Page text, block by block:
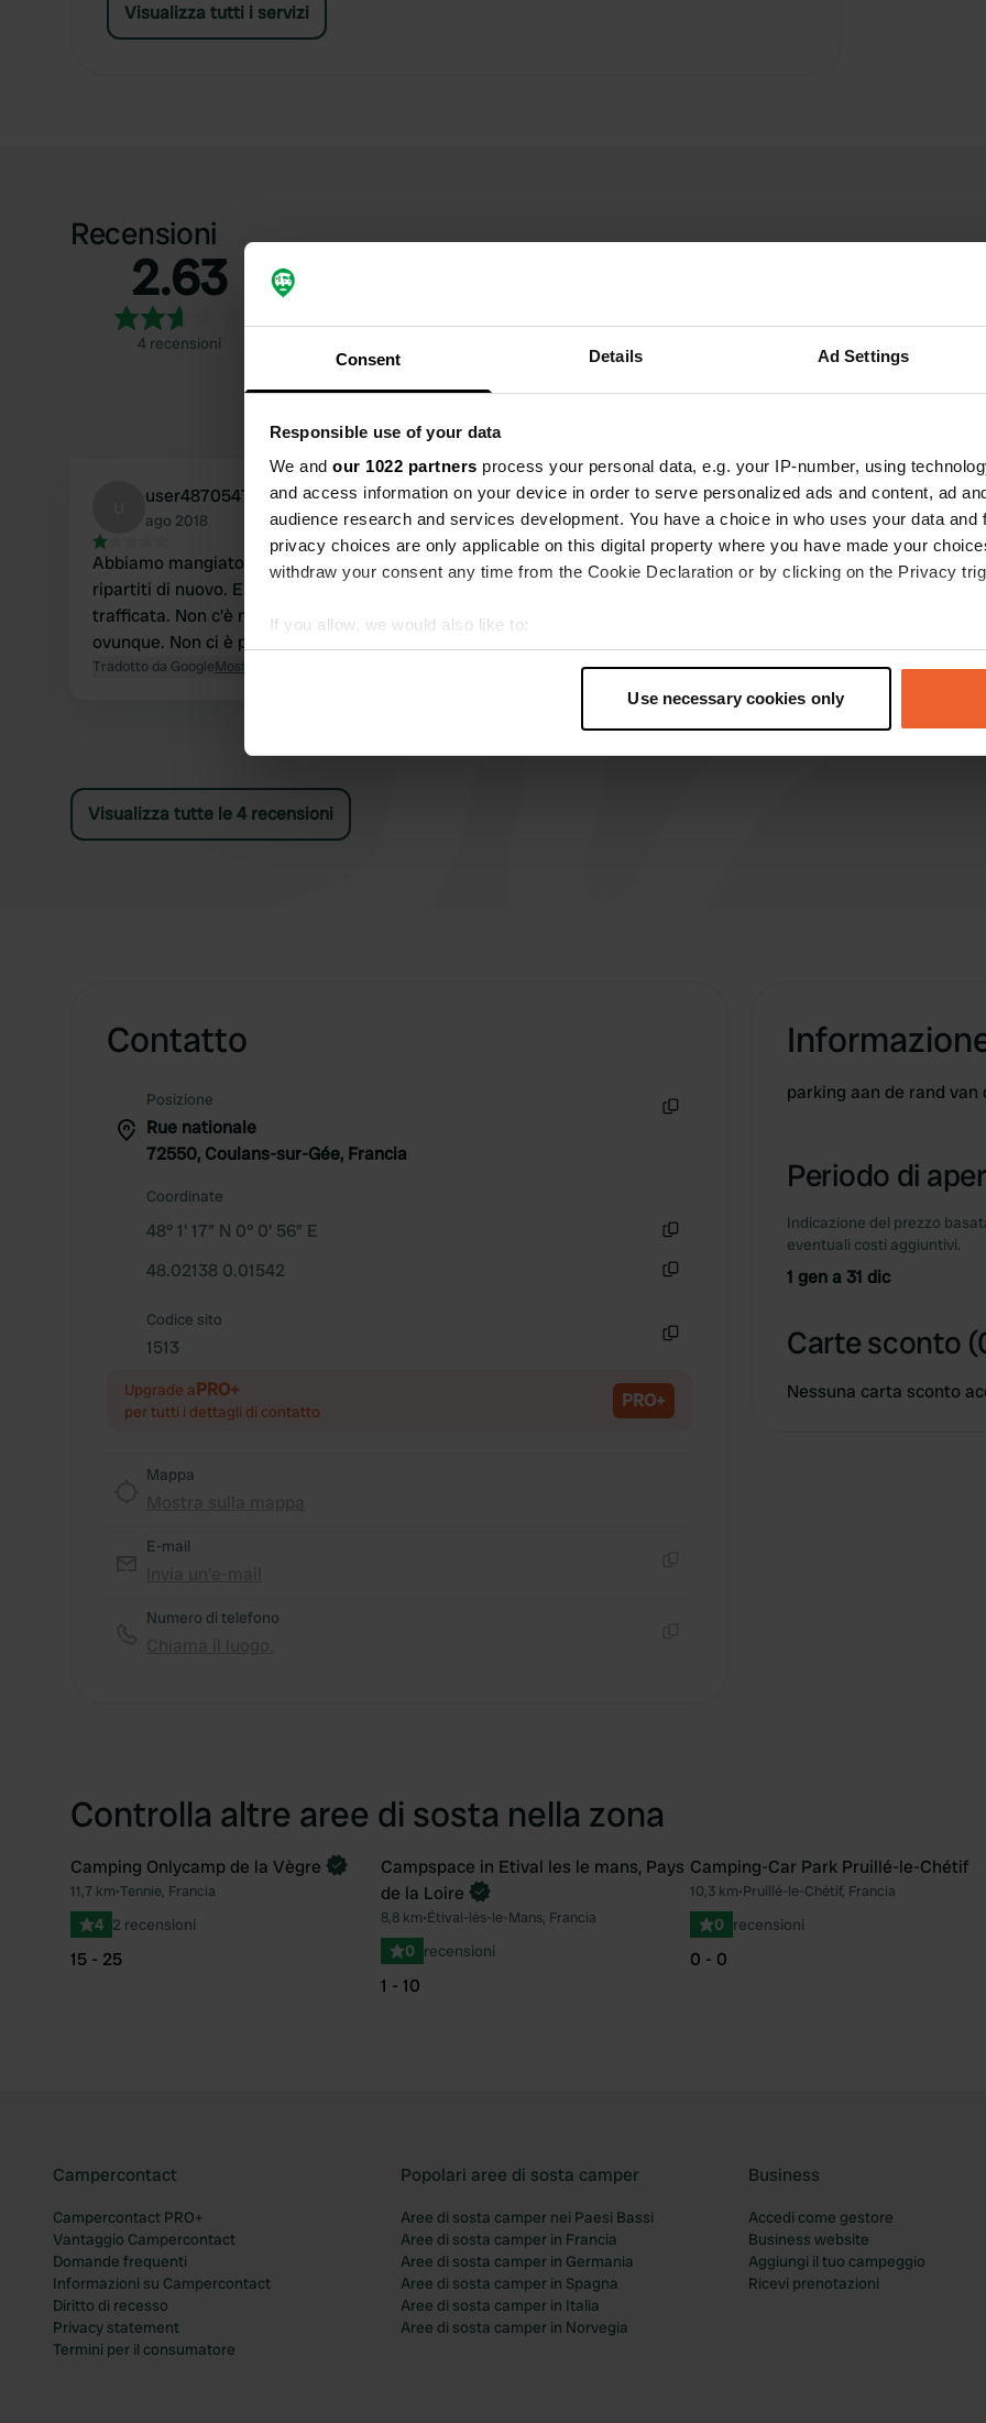
Consent Details Ad Settings
Responsible use of your data
We and our 1022 partners process your personal data, e.g. your IP-number, using
and access information on your device in order to serve personalized ads and content, ad
audience research and services development. You have a choice in who uses your data and
privacy choices are only applicable on this digital property where you have made your
withdraw your consent any time from the Cookie Declaration or by clicking on the Privacy
If you allow, we would also like to:
Collect information about your geographical location which can be accurate to within
Find out more about how your personal data is processed and set your preferences in the
information about your use of our site with our social media, advertising and analytics
other information that you’ve provided to them or that they’ve collected from your use of their
Use necessary cookies only
Visualizza tutti i servizi
Recensioni
2.63
4 recensioni
4
3
1
user487054757
ago 2018
Abbiamo mangiato qualcosa e poi siamo
ripartiti di nuovo. Era su una strada molto
trafficata. Non c'è nessun segno di un camper
ovunque. Non ci è piaciuto.
Tradotto da GoogleMostra originale
b brunotiana
ago 2018
Posto valido per una notte tranquilla servizi
Visualizza tutte le 4 recensioni
Contatto
Posizione
Rue nationale
72550, Coulans-sur-Gée, Francia
Coordinate
48° 1' 17" N 0° 0' 56" E
48.02138 0.01542
Codice sito
1513
Upgrade aPRO+
per tutti i dettagli di contatto PRO+
Mappa
E-mail
Numero di telefono
parking aan de rand van
Periodo di
Indicazione del prezzo
eventuali costi aggiuntivi.
1 gen a 31 dic
Carte sconto
Nessuna carta sconto
Controlla altre aree di sosta nella zona
Preferito
Camping Onlycamp de la Vègre
11,7 km•Tennie, Francia
4 2 recensioni
15 - 25
Preferito
Prenota ora
Campspace in Etival les le mans, Pays
de la Loire
8,8 km•Étival-lès-le-Mans, Francia
0 recensioni
1 - 10
Camping-Car Park Pruillé-le-Chétif
10,3 km•Pruillé-le-Chétif, Francia
0 recensioni
0 - 0
Campercontact
Campercontact PRO+
Vantaggio Campercontact
Domande frequenti
Informazioni su Campercontact
Diritto di recesso
Privacy statement
Termini per il consumatore
Popolari aree di sosta camper
Aree di sosta camper nei Paesi Bassi
Aree di sosta camper in Francia
Aree di sosta camper in Germania
Aree di sosta camper in Spagna
Aree di sosta camper in Italia
Aree di sosta camper in Norvegia
Business
Accedi come gestore
Business website
Aggiungi il tuo campeggio
Ricevi prenotazioni